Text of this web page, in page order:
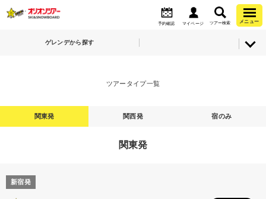
予約確認 マイページ ツアー検索 メニュー
ゲレンデから探す
ツアータイプ一覧
関東発 関西発 宿のみ
関東発
新宿発